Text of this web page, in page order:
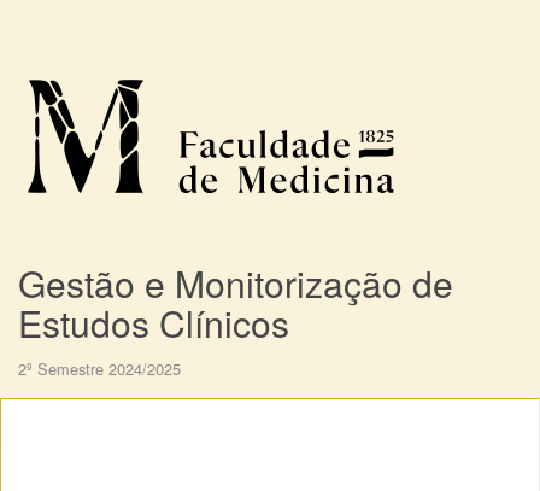
Gestão e Monitorização de
Estudos Clínicos
2º Semestre 2024/2025